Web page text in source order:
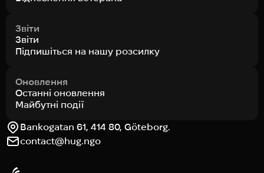
Звіти
Звіти
Підпишіться на нашу розсилку
Оновлення
Останні оновлення
Майбутні події
Bankogatan 61, 414 80, Göteborg.
contact@hug.ngo